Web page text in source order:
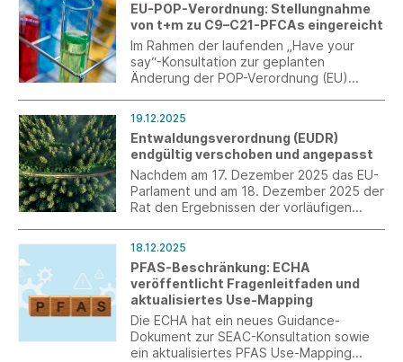
Leistungsfähigkeit bieten.
EU-POP-Verordnung: Stellungnahme
von t+m zu C9–C21-PFCAs eingereicht
Im Rahmen der laufenden „Have your
say“-Konsultation zur geplanten
Änderung der POP-Verordnung (EU)
verwandten Verbindungen eingereicht.
Die Stellungnahme basiert auf der im t+m-
Arbeitskreis Umwelt abgestimmten
Verbandsposition und ist beigefügt.
19.12.2025
Entwaldungsverordnung (EUDR)
endgültig verschoben und angepasst
Nachdem am 17. Dezember 2025 das EU-
Parlament und am 18. Dezember 2025 der
Rat den Ergebnissen der vorläufigen
einjährige Verschiebung und die
inhaltliche Anpassung der
Entwaldungsverordnung (EUDR) sicher.
18.12.2025
PFAS-Beschränkung: ECHA
veröffentlicht Fragenleitfaden und
aktualisiertes Use-Mapping
Die ECHA hat ein neues Guidance-
Dokument zur SEAC-Konsultation sowie
ein aktualisiertes PFAS Use-Mapping